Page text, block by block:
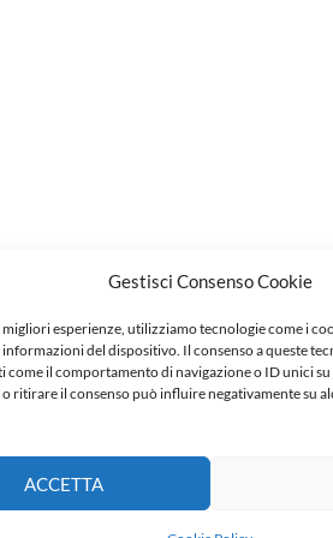
Gestisci Consenso Cookie
esperienze, utilizziamo tecnologie come i
informazioni del dispositivo. Il consenso a queste
come il comportamento di navigazione o ID unici
ritirare il consenso può influire negativamente su
ACCETTA